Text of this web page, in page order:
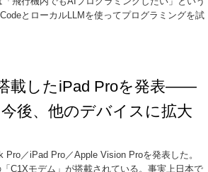
とローカルLLMを使ってプログラミングを試
載したiPad Proを発表――
後、他のデバイスに拡大
／iPad Pro／Apple Vision Proを発表した。
C1Xモデム」が搭載されている。事実上日本で